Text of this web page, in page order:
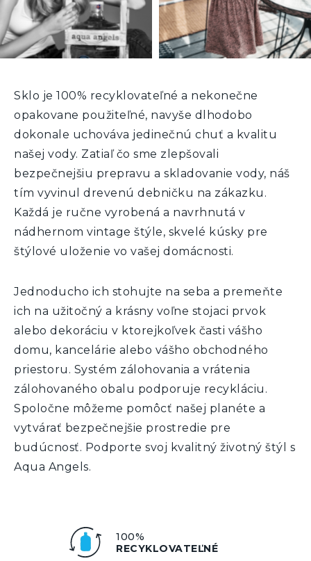
Sklo je 100% recyklovateľné a nekonečne
opakovane použiteľné, navyše dlhodobo
dokonale uchováva jedinečnú chuť a kvalitu
našej vody. Zatiaľ čo sme zlepšovali
bezpečnejšiu prepravu a skladovanie vody, náš
tím vyvinul drevenú debničku na zákazku.
Každá je ručne vyrobená a navrhnutá v
nádhernom vintage štýle, skvelé kúsky pre
štýlové uloženie vo vašej domácnosti.
Jednoducho ich stohujte na seba a premeňte
ich na užitočný a krásny voľne stojaci prvok
alebo dekoráciu v ktorejkoľvek časti vášho
domu, kancelárie alebo vášho obchodného
priestoru. Systém zálohovania a vrátenia
zálohovaného obalu podporuje recykláciu.
Spoločne môžeme pomôcť našej planéte a
vytvárať bezpečnejšie prostredie pre
budúcnosť. Podporte svoj kvalitný životný štýl s
Aqua Angels.
100%
RECYKLOVATEĽNÉ